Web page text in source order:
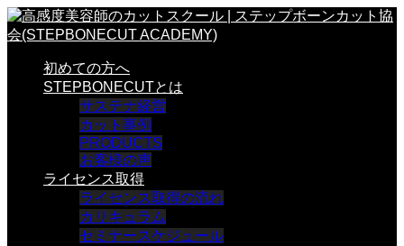
初めての方へ
STEPBONECUTとは
サステナ経営
カット事例
PRODUCTS
お客様の声
ライセンス取得
ライセンス取得の流れ
カリキュラム
セミナースケジュール